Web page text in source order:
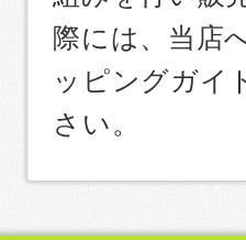
際には、当店
ッピングガイ
さい。